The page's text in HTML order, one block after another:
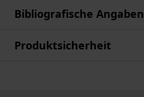
Bibliografische Angaben
Produktsicherheit